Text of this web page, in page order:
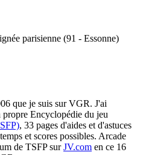
parisienne (91 - Essonne)
que je suis sur VGR. J'ai
propre Encyclopédie du jeu
, 33 pages d'aides et d'astuces
et scores possibles. Arcade
de TSFP surJV.com en ce 16